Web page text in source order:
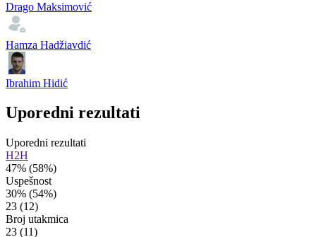
Drago Maksimović
Hamza Hadžiavdić
Ibrahim Hidić
Uporedni rezultati
Uporedni rezultati
H2H
47% (58%)
Uspešnost
30% (54%)
23 (12)
Broj utakmica
23 (11)